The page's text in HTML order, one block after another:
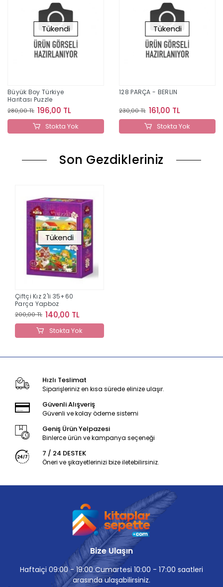
Tükendi
Büyük Boy Türkiye
Haritası Puzzle
280,00 TL 196,00 TL
Stokta Yok
Tükendi
128 PARÇA - BERLIN
230,00 TL 161,00 TL
Stokta Yok
Son Gezdikleriniz
Tükendi
Çiftçi Kız 2'li 35+60
Parça Yapboz
200,00 TL 140,00 TL
Stokta Yok
Hızlı Teslimat
Siparişleriniz en kısa sürede elinize ulaşır.
Güvenli Alışveriş
Güvenli ve kolay ödeme sistemi
Geniş Ürün Yelpazesi
Binlerce ürün ve kampanya seçeneği
7 / 24 DESTEK
Öneri ve şikayetlerinizi bize iletebilirsiniz.
Bize Ulaşın
Haftaiçi 09:00 - 19:00 Cumartesi 10:00 - 17:00 saatleri
arasında ulaşabilirsiniz.